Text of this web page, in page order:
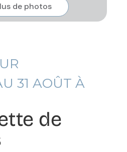
de photos
31 AOÛT À
de